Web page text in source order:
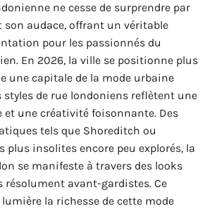
ne cesse de surprendre par
son audace, offrant un véritable
pour les passionnés du
En 2026, la ville se positionne plus
une capitale de la mode urbaine
styles de rue londoniens reflètent une
et une créativité foisonnante. Des
tels que Shoreditch ou
plus insolites encore peu explorés, la
se manifeste à travers des looks
résolument avant-gardistes. Ce
la richesse de cette mode